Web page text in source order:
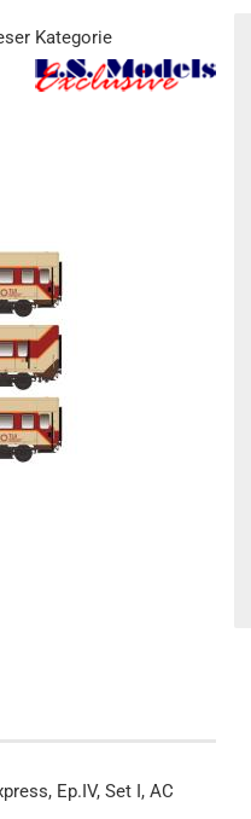
Kategorie
Ep.IV, Set I, AC